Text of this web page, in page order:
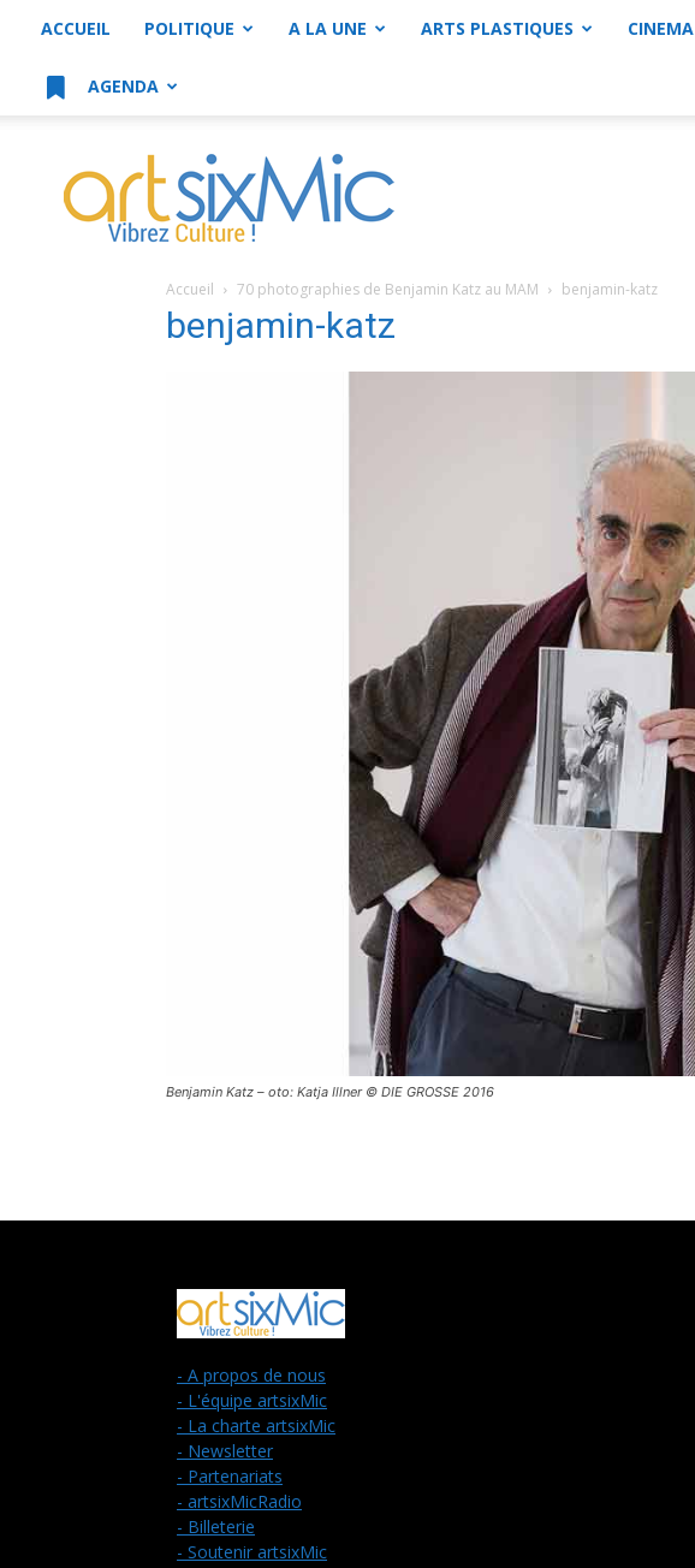
ACCUEIL POLITIQUE A LA UNE ARTS PLASTIQUES CINEMA
AGENDA
artsixMic
Accueil 70 photographies de Benjamin Katz au MAM benjamin-katz
benjamin-katz
Benjamin Katz – oto: Katja Illner © DIE GROSSE 2016
- A propos de nous
- L'équipe artsixMic
- La charte artsixMic
- Newsletter
- Partenariats
- artsixMicRadio
- Billeterie
- Soutenir artsixMic